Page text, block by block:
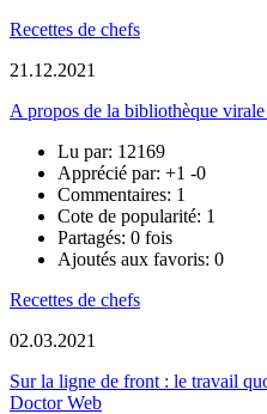
Recettes de chefs
21.12.2021
A propos de la bibliothèque
Lu par: 12169
Apprécié par: +1 -0
Commentaires: 1
Cote de popularité: 1
Partagés: 0 fois
Ajoutés aux favoris: 0
Recettes de chefs
02.03.2021
Sur la ligne de front : le travail
Doctor Web